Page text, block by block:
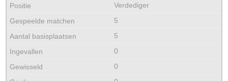
Verdediger
5
5
0
0